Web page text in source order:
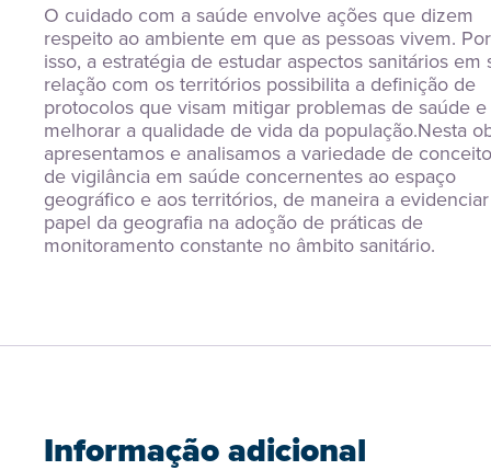
O cuidado com a saúde envolve ações que dizem
respeito ao ambiente em que as pessoas vivem. Por
isso, a estratégia de estudar aspectos sanitários em
relação com os territórios possibilita a definição de
protocolos que visam mitigar problemas de saúde e
melhorar a qualidade de vida da população.Nesta
apresentamos e analisamos a variedade de
de vigilância em saúde concernentes ao espaço
geográfico e aos territórios, de maneira a
papel da geografia na adoção de práticas de
monitoramento constante no âmbito sanitário.
Informação adicional